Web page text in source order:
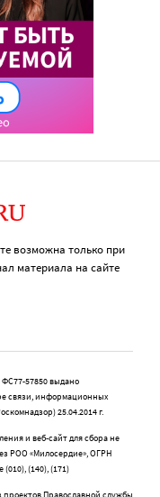
возможна только при
материала на сайте
57850 выдано
связи, информационных
25.04.2014 г.
и веб-сайт для сбора не
РОО «Милосердие», ОГРН
(140), (171)